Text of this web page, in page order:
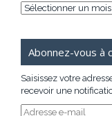
Archives
Abonnez-vous à
Saisissez votre
recevoir une
Adresse